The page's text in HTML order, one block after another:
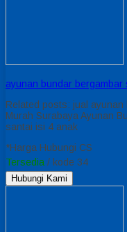
ayunan bundar bergambar
Related posts: jual ayunan
Murah Surabaya Ayunan
santai isi 4 anak
*Harga Hubungi CS
Tersedia / kode 34
Hubungi Kami